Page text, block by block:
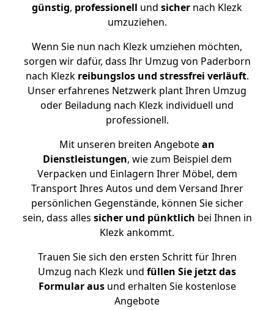
günstig, professionell und sicher nach Klezk
umzuziehen.
Wenn Sie nun nach Klezk umziehen möchten,
sorgen wir dafür, dass Ihr Umzug von Paderborn
nach Klezk reibungslos und stressfrei verläuft.
Unser erfahrenes Netzwerk plant Ihren Umzug
oder Beiladung nach Klezk individuell und
professionell.
Mit unseren breiten Angebotean
Dienstleistungen, wie zum Beispiel dem
Verpacken und Einlagern Ihrer Möbel, dem
Transport Ihres Autos und dem Versand Ihrer
persönlichen Gegenstände, können Sie sicher
sein, dass alles sicher und pünktlich bei Ihnen in
Klezk ankommt.
Trauen Sie sich den ersten Schritt für Ihren
Umzug nach Klezk und füllen Sie jetzt das
Formular ausund erhalten Sie kostenlose
Angebote